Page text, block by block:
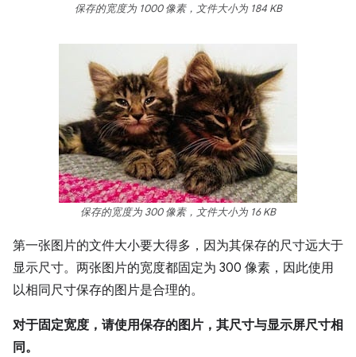
保存的宽度为 1000 像素，文件大小为 184 KB
保存的宽度为 300 像素，文件大小为 16 KB
第一张图片的文件大小要大得多，因为其保存的尺寸远大于
显示尺寸。两张图片的宽度都固定为 300 像素，因此使用
以相同尺寸保存的图片是合理的。
对于固定宽度，请使用保存的图片，其尺寸与显示屏尺寸相
同。